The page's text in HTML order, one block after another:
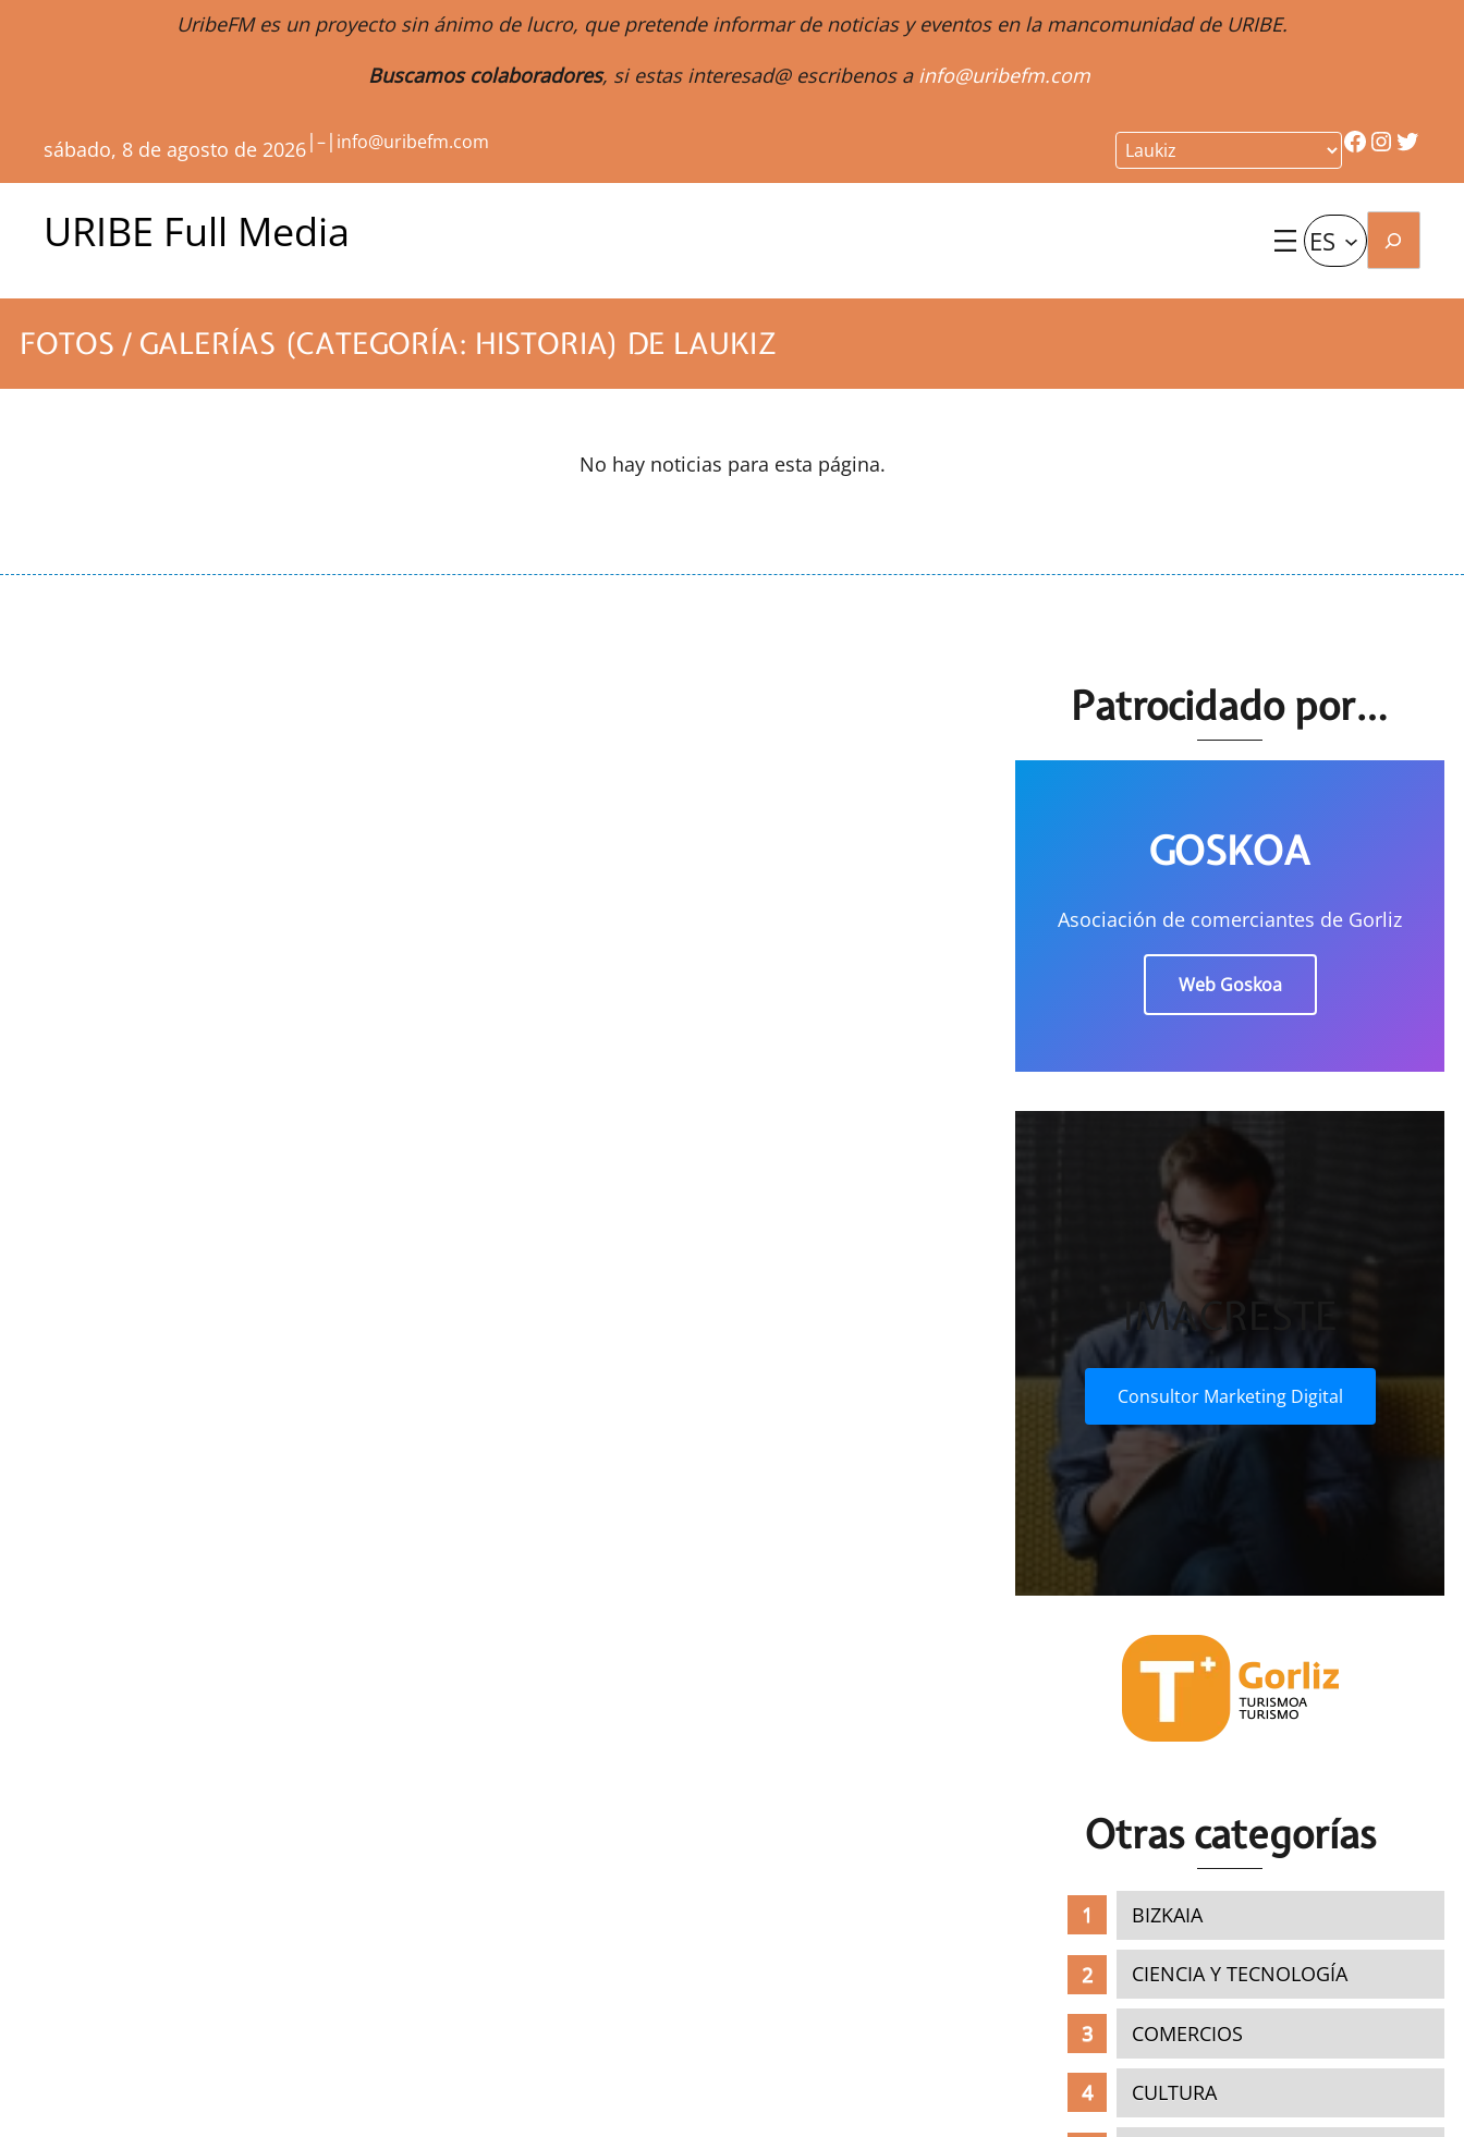
UribeFM es un proyecto sin ánimo de lucro, que pretende informar de noticias y eventos en la mancomunidad de URIBE.
Buscamos colaboradores, si estas interesad@ escribenos a info@uribefm.com
sábado, 8 de agosto de 2026|–| info@uribefm.com Facebook
URIBE Full Media ES Buscar
FOTOS / GALERÍAS (CATEGORÍA: HISTORIA) DE LAUKIZ
No hay noticias para esta página.
Patrocidado por…
GOSKOA
Asociación de comerciantes de Gorliz
Web Goskoa
IMACRESTE
Consultor Marketing Digital
Otras categorías
BIZKAIA
CIENCIA Y TECNOLOGÍA
COMERCIOS
CULTURA